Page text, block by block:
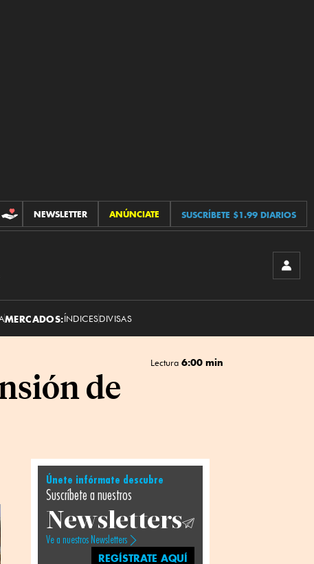
CONTRIBUCIONES
NEWSLETTER ANÚNCIATE SUSCRÍBETE $1.99 DIARIOS
MERCADOS:ÍNDICESDIVISAS
Lectura 6:00 min
de
Únete infórmate descubre
Suscríbete a nuestros
Newsletters
Ve a nuestros Newsletters
REGÍSTRATE AQUÍ